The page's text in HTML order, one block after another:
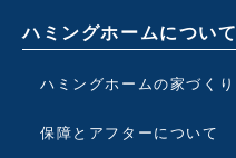
ハミングホームについて
ハミングホームの家づくり
保障とアフターについて